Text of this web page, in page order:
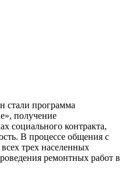
стали программа
получение
социального контракта,
В процессе общения с
трех населенных
ремонтных работ в